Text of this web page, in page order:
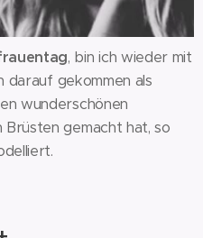
, bin ich wieder mit
darauf gekommen als
wunderschönen
gemacht hat, so